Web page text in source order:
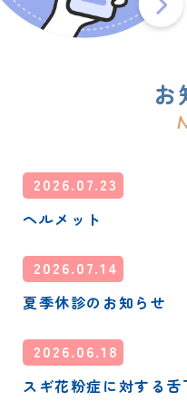
お
2026.07.23
ヘルメット
2026.07.14
夏季休診のお知らせ
2026.06.18
スギ花粉症に対する